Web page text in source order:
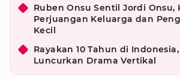
Ruben Onsu Sentil Jordi Onsu,
Perjuangan Keluarga dan
Kecil
Rayakan 10 Tahun di Indonesia,
Luncurkan Drama Vertikal